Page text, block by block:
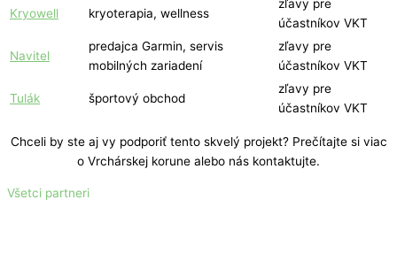
Kryowell kryoterapia, wellness
zľavy pre
účastníkov VKT
Navitel
predajca Garmin, servis
mobilných zariadení
zľavy pre
účastníkov VKT
Tulák športový obchod
zľavy pre
účastníkov VKT
Chceli by ste aj vy podporiť tento skvelý projekt? Prečítajte si viac
o Vrchárskej korune alebo nás kontaktujte.
Všetci partneri